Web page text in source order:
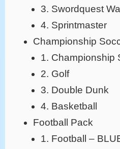
3. Swordquest
4. Sprintmaster
Championship
1. Championship
2. Golf
3. Double Dunk
4. Basketball
Football Pack
1. Football –